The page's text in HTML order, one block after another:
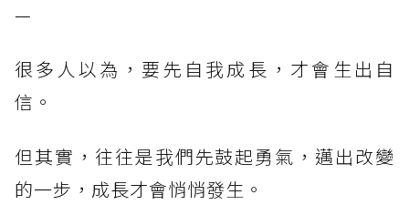
—
很多人以為，要先自我成長，才會生出自
信。
但其實，往往是我們先鼓起勇氣，邁出改變
的一步，成長才會悄悄發生。